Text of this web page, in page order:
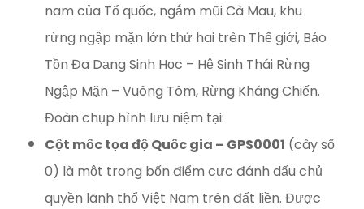
nam của Tổ quốc, ngắm mũi Cà Mau, khu
rừng ngập mặn lớn thứ hai trên Thế giới, Bảo
Tồn Đa Dạng Sinh Học – Hệ Sinh Thái Rừng
Ngập Mặn – Vuông Tôm, Rừng Kháng Chiến.
Đoàn chụp hình lưu niệm tại:
Cột mốc tọa độ Quốc gia – GPS0001 (cây số
0) là một trong bốn điểm cực đánh dấu chủ
quyền lãnh thổ Việt Nam trên đất liền. Được